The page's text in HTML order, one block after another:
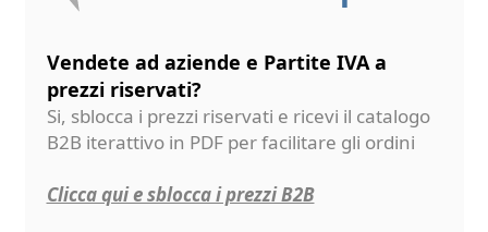
Vendete ad aziende e Partite IVA a
prezzi riservati?
Si, sblocca i prezzi riservati e ricevi il catalogo
B2B iterattivo in PDF per facilitare gli ordini
Clicca qui e sblocca i prezzi B2B